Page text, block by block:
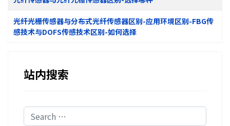
光纤光栅传感器与分布式光纤传感器区别-应用环境区别-FBG传
感技术与DOFS传感技术区别-如何选择
站内搜索
Search